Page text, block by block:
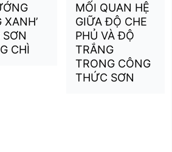
XANH’
SƠN
CHÌ
MỐI QUAN HỆ
GIỮA ĐỘ CHE
PHỦ VÀ ĐỘ
TRẮNG
TRONG CÔNG
THỨC SƠN